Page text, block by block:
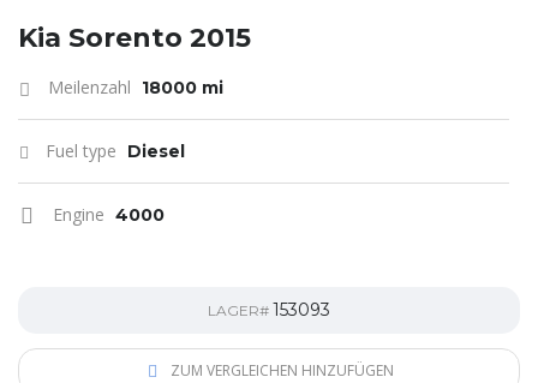
Kia Sorento 2015
Meilenzahl 18000 mi
Fuel type Diesel
Engine 4000
LAGER# 153093
ZUM VERGLEICHEN HINZUFÜGEN